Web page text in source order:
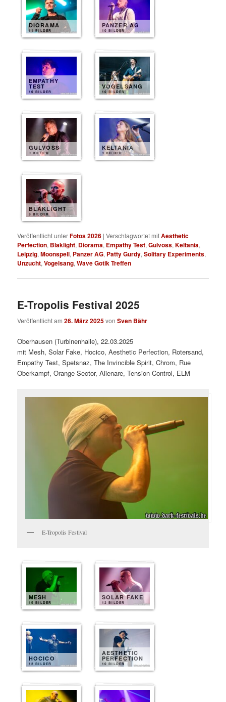
DIORAMA
11 BILDER
PANZER AG
10 BILDER
EMPATHY
TEST
10 BILDER
VOGELSANG
10 BILDER
GULVOSS
9 BILDER
KELTANIA
9 BILDER
BLAKLIGHT
8 BILDER
Veröffentlicht unterFotos 2026 |Verschlagwortet mitAesthetic
Perfection, Blaklight, Diorama, Empathy Test,Gulvoss,Keltania,
Leipzig,Moonspell, Panzer AG, Patty Gurdy,Solitary Experiments,
Unzucht,Vogelsang,Wave Gotik Treffen
E-Tropolis Festival 2025
Veröffentlicht am26. März 2025vonSven Bähr
Oberhausen (Turbinenhalle), 22.03.2025
mit Mesh, Solar Fake, Hocico, Aesthetic Perfection, Rotersand,
Empathy Test, Spetsnaz, The Invincible Spirit, Chrom, Rue
Oberkampf, Orange Sector, Alienare, Tension Control, ELM
E-Tropolis Festival
MESH
15 BILDER
SOLAR FAKE
12 BILDER
HOCICO
12 BILDER
AESTHETIC
PERFECTION
10 BILDER